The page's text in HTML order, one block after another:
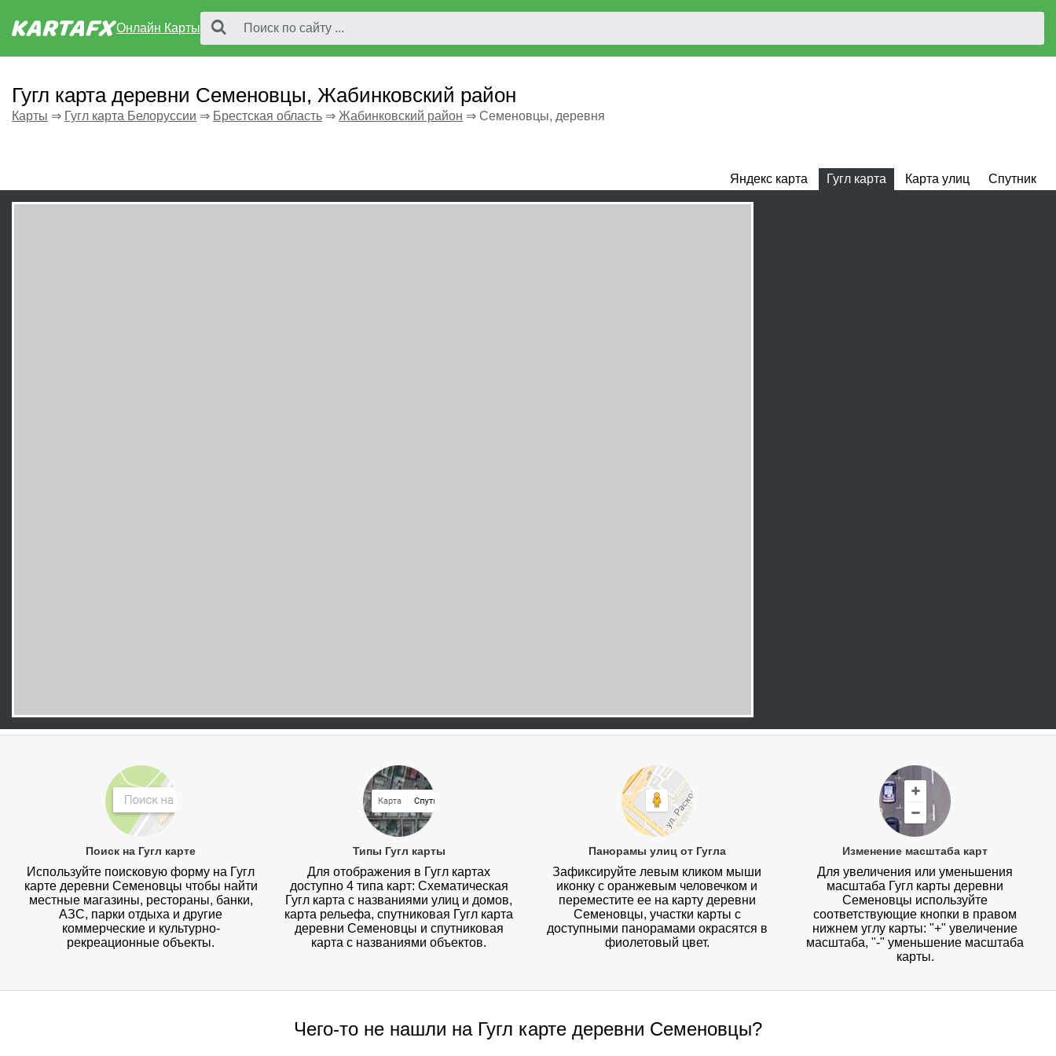
Онлайн Карты
Гугл карта деревни Семеновцы, Жабинковский район
Карты ⇒ Гугл карта Белоруссии ⇒ Брестская область ⇒ Жабинковский район ⇒ Семеновцы, деревня
Яндекс карта Гугл карта Карта улиц Спутник
Поиск на Гугл карте
Используйте поисковую форму на Гугл
карте деревни Семеновцы чтобы найти
местные магазины, рестораны, банки,
АЗС, парки отдыха и другие
коммерческие и культурно-
рекреационные объекты.
Типы Гугл карты
Для отображения в Гугл картах
доступно 4 типа карт: Схематическая
Гугл карта с названиями улиц и домов,
карта рельефа, спутниковая Гугл карта
деревни Семеновцы и спутниковая
карта с названиями объектов.
Панорамы улиц от Гугла
Зафиксируйте левым кликом мыши
иконку с оранжевым человечком и
переместите ее на карту деревни
Семеновцы, участки карты с
доступными панорамами окрасятся в
фиолетовый цвет.
Изменение масштаба карт
Для увеличения или уменьшения
масштаба Гугл карты деревни
Семеновцы используйте
соответствующие кнопки в правом
нижнем углу карты: "+" увеличение
масштаба, "-" уменьшение масштаба
карты.
Чего-то не нашли на Гугл карте деревни Семеновцы?